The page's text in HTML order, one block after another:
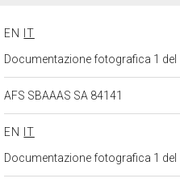
EN
IT
Documentazione fotografica 1
AFS SBAAAS SA 84141
EN
IT
Documentazione fotografica 1